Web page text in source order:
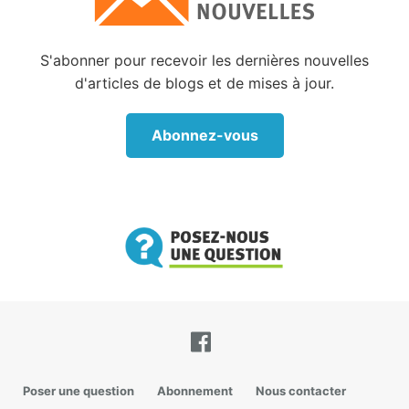
S'abonner pour recevoir les dernières nouvelles
d'articles de blogs et de mises à jour.
Abonnez-vous
Poser une question Abonnement Nous contacter